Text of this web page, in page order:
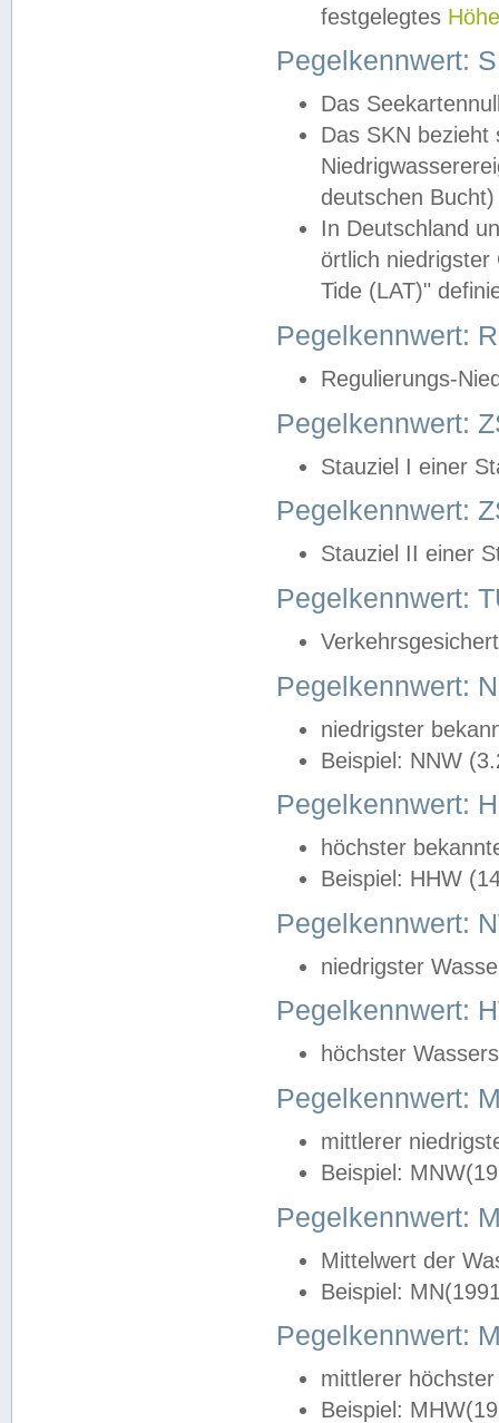
festgelegtes
Pegelkennwert:
Das
Das SKN
deutschen
In Deutschland
örtlich
Tide (LAT)"
Pegelkennwert:
Regulierungs-
Pegelkennwert:
Stauziel I einer
Pegelkennwert:
Stauziel II einer
Pegelkennwert:
Pegelkennwert:
niedrigster
Beispiel: NNW
Pegelkennwert:
höchster
Beispiel: HHW
Pegelkennwert:
niedrigster
Pegelkennwert:
höchster
Pegelkennwert:
mittlerer
Beispiel:
Pegelkennwert:
Mittelwert der
Beispiel:
Pegelkennwert:
mittlerer
Beispiel: